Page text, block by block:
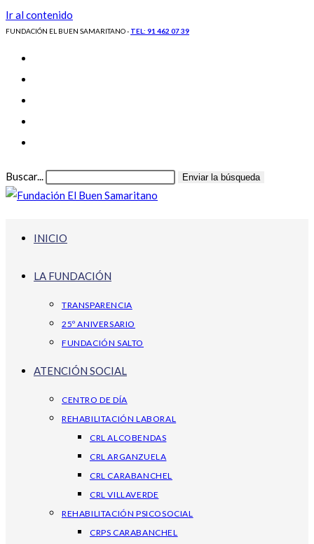
Ir al contenido
FUNDACIÓN EL BUEN SAMARITANO - TEL: 91 462 07 39
Buscar... Enviar la búsqueda
INICIO
LA FUNDACIÓN
TRANSPARENCIA
25º ANIVERSARIO
FUNDACIÓN SALTO
ATENCIÓN SOCIAL
CENTRO DE DÍA
REHABILITACIÓN LABORAL
CRL ALCOBENDAS
CRL ARGANZUELA
CRL CARABANCHEL
CRL VILLAVERDE
REHABILITACIÓN PSICOSOCIAL
CRPS CARABANCHEL